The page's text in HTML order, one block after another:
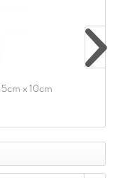
x 10cm